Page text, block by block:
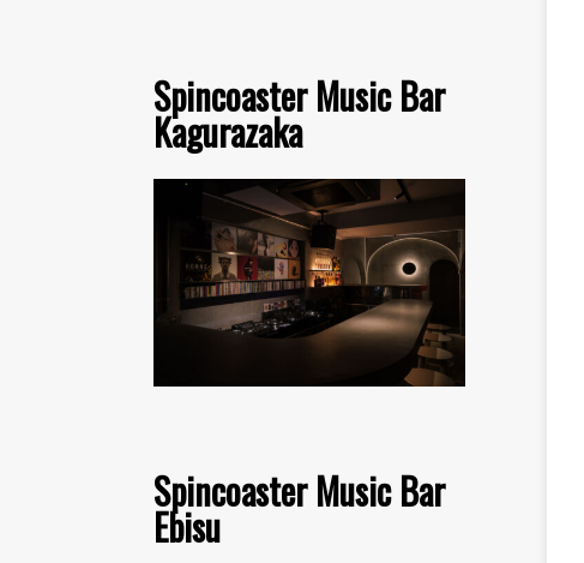
Spincoaster Music Bar
Kagurazaka
Spincoaster Music Bar
Ebisu